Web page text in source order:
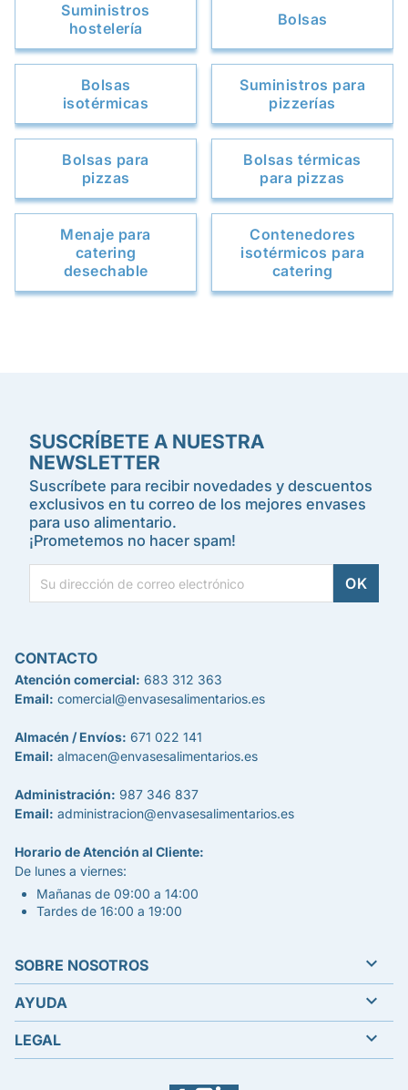
Suministros
hostelería
Bolsas
Bolsas
isotérmicas
Suministros para
pizzerías
Bolsas para
pizzas
Bolsas térmicas
para pizzas
Menaje para
catering
desechable
Contenedores
isotérmicos para
catering
SUSCRÍBETE A NUESTRA
NEWSLETTER
Suscríbete para recibir novedades y descuentos
exclusivos en tu correo de los mejores envases
para uso alimentario.
¡Prometemos no hacer spam!
CONTACTO
Atención comercial: 683 312 363
Email: comercial@envasesalimentarios.es
Almacén / Envíos: 671 022 141
Email: almacen@envasesalimentarios.es
Administración: 987 346 837
Email: administracion@envasesalimentarios.es
Horario de Atención al Cliente:
De lunes a viernes:
Mañanas de 09:00 a 14:00
Tardes de 16:00 a 19:00
SOBRE NOSOTROS 
AYUDA 
LEGAL 